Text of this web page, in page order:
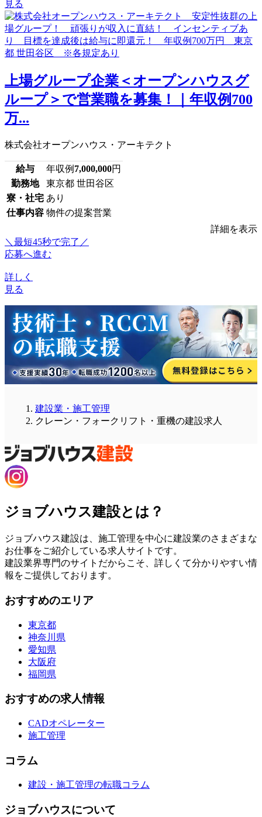
見る
上場グループ企業＜オープンハウスグ
ループ＞で営業職を募集！｜年収例700
万...
株式会社オープンハウス・アーキテクト
給与 年収例 7,000,000円
勤務地
東京都 世田谷区
寮・社宅 あり
仕事内容 物件の提案営業
詳細を表示
＼最短45秒で完了／
応募へ進む
詳しく
見る
建設業・施工管理
クレーン・フォークリフト・重機の建設求人
ジョブハウス建設とは？
ジョブハウス建設は、施工管理を中心に建設業のさまざまな
お仕事をご紹介している求人サイトです。
建設業界専門のサイトだからこそ、詳しくて分かりやすい情
報をご提供しております。
おすすめのエリア
東京都
神奈川県
愛知県
大阪府
福岡県
おすすめの求人情報
CADオペレーター
施工管理
コラム
建設・施工管理の転職コラム
ジョブハウスについて